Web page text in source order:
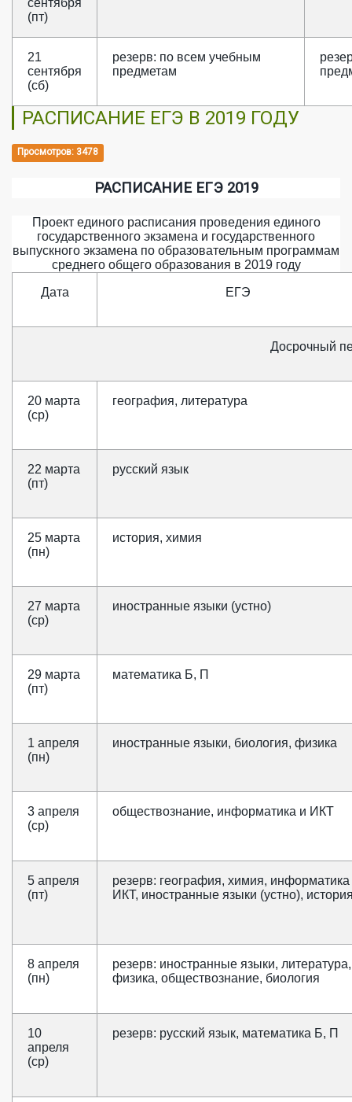
(пт)
21
сентября
(сб)
резерв: по всем учебным
предметам
РАСПИСАНИЕ ЕГЭ В 2019 ГОДУ
Просмотров: 3478
РАСПИСАНИЕ ЕГЭ 2019
Проект единого расписания проведения единого
государственного экзамена и государственного
выпускного экзамена по образовательным программам
среднего общего образования в 2019 году
Дата ЕГЭ
Досрочный
20 марта
(ср)
география, литература
22 марта
(пт)
русский язык
25 марта
(пн)
история, химия
27 марта
(ср)
иностранные языки (устно)
29 марта
(пт)
математика Б, П
1 апреля
(пн)
иностранные языки, биология, физика
3 апреля
(ср)
обществознание, информатика и ИКТ
5 апреля
(пт)
резерв: география, химия, информатика
ИКТ, иностранные языки (устно),
8 апреля
(пн)
резерв: иностранные языки, литература,
физика, обществознание, биология
10
апреля
(ср)
резерв: русский язык, математика Б, П